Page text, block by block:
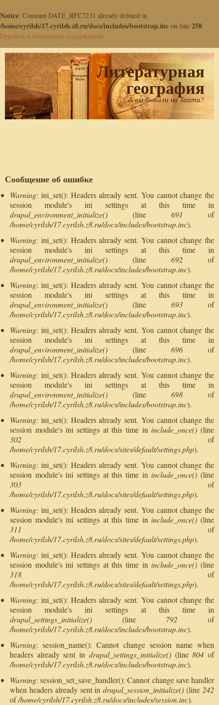
Notice: Constant DATE_RFC7231 already defined in
/home/cyrilsh/17.cyrilsh.z8.ru/docs/includes/bootstrap.inc on line 258
Перейти к основному содержанию
Литературная
география
А вы бывали на Таити?
Сообщение об ошибке
Warning: ini_set(): Headers already sent. You cannot change the
session module's ini settings at this time in
drupal_environment_initialize() (line 691 of
/home/cyrilsh/17.cyrilsh.z8.ru/docs/includes/bootstrap.inc).
Warning: ini_set(): Headers already sent. You cannot change the
session module's ini settings at this time in
drupal_environment_initialize() (line 692 of
/home/cyrilsh/17.cyrilsh.z8.ru/docs/includes/bootstrap.inc).
Warning: ini_set(): Headers already sent. You cannot change the
session module's ini settings at this time in
drupal_environment_initialize() (line 693 of
/home/cyrilsh/17.cyrilsh.z8.ru/docs/includes/bootstrap.inc).
Warning: ini_set(): Headers already sent. You cannot change the
session module's ini settings at this time in
drupal_environment_initialize() (line 696 of
/home/cyrilsh/17.cyrilsh.z8.ru/docs/includes/bootstrap.inc).
Warning: ini_set(): Headers already sent. You cannot change the
session module's ini settings at this time in
drupal_environment_initialize() (line 698 of
/home/cyrilsh/17.cyrilsh.z8.ru/docs/includes/bootstrap.inc).
Warning: ini_set(): Headers already sent. You cannot change the
session module's ini settings at this time in include_once() (line
302 of
/home/cyrilsh/17.cyrilsh.z8.ru/docs/sites/default/settings.php).
Warning: ini_set(): Headers already sent. You cannot change the
session module's ini settings at this time in include_once() (line
303 of
/home/cyrilsh/17.cyrilsh.z8.ru/docs/sites/default/settings.php).
Warning: ini_set(): Headers already sent. You cannot change the
session module's ini settings at this time in include_once() (line
311 of
/home/cyrilsh/17.cyrilsh.z8.ru/docs/sites/default/settings.php).
Warning: ini_set(): Headers already sent. You cannot change the
session module's ini settings at this time in include_once() (line
318 of
/home/cyrilsh/17.cyrilsh.z8.ru/docs/sites/default/settings.php).
Warning: ini_set(): Headers already sent. You cannot change the
session module's ini settings at this time in
drupal_settings_initialize() (line 792 of
/home/cyrilsh/17.cyrilsh.z8.ru/docs/includes/bootstrap.inc).
Warning: session_name(): Cannot change session name when
headers already sent in drupal_settings_initialize()(line804 of
/home/cyrilsh/17.cyrilsh.z8.ru/docs/includes/bootstrap.inc).
Warning: session_set_save_handler(): Cannot change save handler
when headers already sent indrupal_session_initialize() (line 242
of/home/cyrilsh/17.cyrilsh.z8.ru/docs/includes/session.inc).